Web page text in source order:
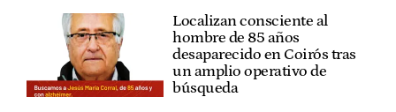
Localizan consciente al
hombre de 85 años
desaparecido en Coirós tras
un amplio operativo de
búsqueda